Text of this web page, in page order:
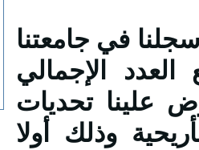
في جامعتنا
العدد الإجمالي
مما فرض علينا تحديات
وذلك أولا